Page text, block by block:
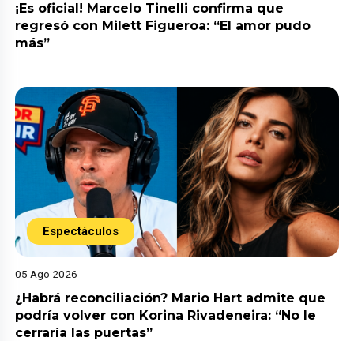
¡Es oficial! Marcelo Tinelli confirma que
regresó con Milett Figueroa: “El amor pudo
más”
Espectáculos
05 Ago 2026
¿Habrá reconciliación? Mario Hart admite que
podría volver con Korina Rivadeneira: “No le
cerraría las puertas”